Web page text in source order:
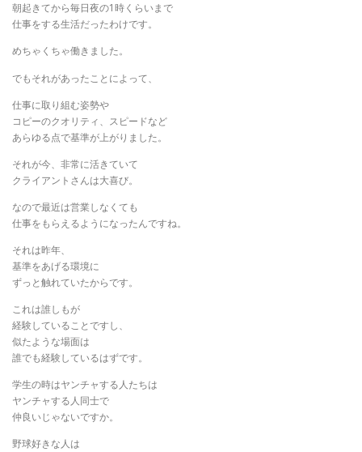
朝起きてから毎日夜の1時くらいまで
仕事をする生活だったわけです。
めちゃくちゃ働きました。
でもそれがあったことによって、
仕事に取り組む姿勢や
コピーのクオリティ、スピードなど
あらゆる点で基準が上がりました。
それが今、非常に活きていて
クライアントさんは大喜び。
なので最近は営業しなくても
仕事をもらえるようになったんですね。
それは昨年、
基準をあげる環境に
ずっと触れていたからです。
これは誰しもが
経験していることですし、
似たような場面は
誰でも経験しているはずです。
学生の時はヤンチャする人たちは
ヤンチャする人同士で
仲良いじゃないですか。
野球好きな人は